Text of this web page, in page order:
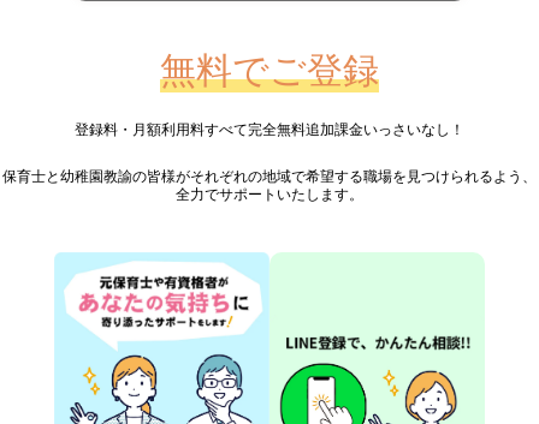
無料でご登録
登録料・月額利用料すべて完全無料追加課金いっさいなし！
保育士と幼稚園教諭の皆様がそれぞれの地域で希望する職場を見つけられるよう、
全力でサポートいたします。